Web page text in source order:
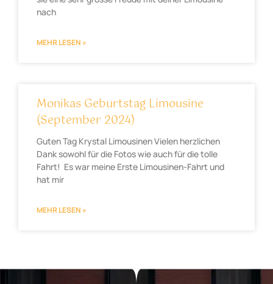
nach
MEHR LESEN »
Monikas Geburtstag Limousine
(September 2024)
Guten Tag Krystal Limousinen Vielen herzlichen
Dank sowohl für die Fotos wie auch für die tolle
Fahrt! Es war meine Erste Limousinen-Fahrt und
hat mir
MEHR LESEN »